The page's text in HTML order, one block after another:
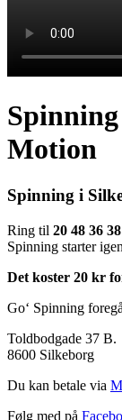
Motion
Spinning i
Ring til 20 48 36 38
Spinning starter
Det koster 20 kr
Go‘ Spinning
Toldbodgade 37 B.
8600 Silkeborg
Du kan betale via
Følg med på